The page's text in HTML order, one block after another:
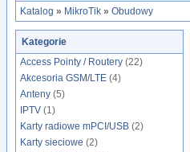
Katalog » MikroTik » Obudowy
Kategorie
Access Pointy / Routery (22)
Akcesoria GSM/LTE (4)
Anteny (5)
IPTV (1)
Karty radiowe mPCI/USB (2)
Karty sieciowe (2)